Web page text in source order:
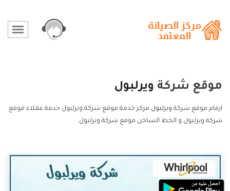
موقع شركة ويرلبول
ارقام موقع شركة ويرلبول مركز خدمة موقع شركة ويرلبول خدمة عملاء موقع
شركة ويرلبول و الخط الساخن موقع شركة ويرلبول.